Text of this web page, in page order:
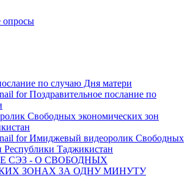
по случаю Дня матери
Свободных экономических зон
СЭЗ - О СВОБОДНЫХ
ЗОНАХ ЗА ОДНУ МИНУТУ